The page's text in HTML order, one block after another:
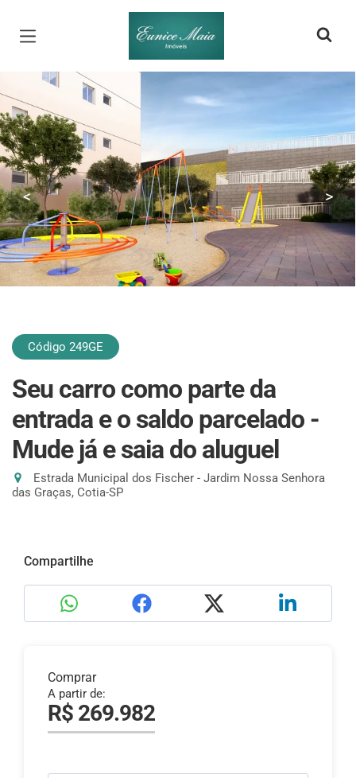
Página inicial
< >
Código 249GE
Seu carro como parte da
entrada e o saldo parcelado -
Mude já e saia do aluguel
Estrada Municipal dos Fischer - Jardim Nossa Senhora
das Graças, Cotia-SP
Compartilhe
Comprar
A partir de:
R$ 269.982